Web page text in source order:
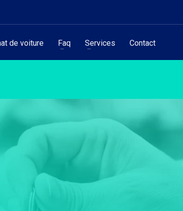
de voiture Faq Services Contact